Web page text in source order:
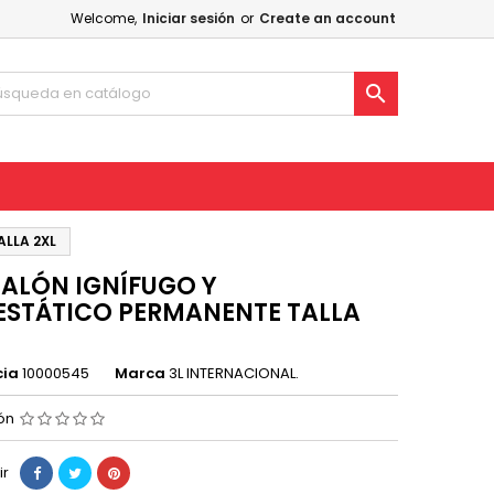
Welcome, Iniciar sesión or Create an account

2XL
IGNÍFUGO Y
PERMANENTE TALLA
10000545 Marca 3L INTERNACIONAL.